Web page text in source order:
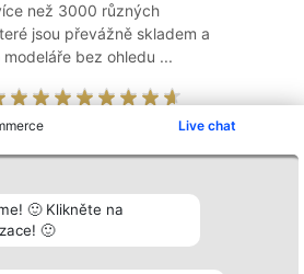
Live chat
🙂 Klikněte na
🙂
než 3000 různých
jsou převážně skladem a
bez ohledu ...
Seznam všech
laureátů
Zásady